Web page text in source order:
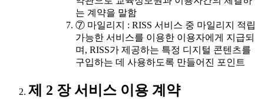
는 계약을 말함
⑦ 마일리지 : RISS 서비스 중 마일리지 적립
가능한 서비스를 이용한 이용자에게 지급되
며, RISS가 제공하는 특정 디지털 콘텐츠를
구입하는 데 사용하도록 만들어진 포인트
제 2 장 서비스 이용 계약